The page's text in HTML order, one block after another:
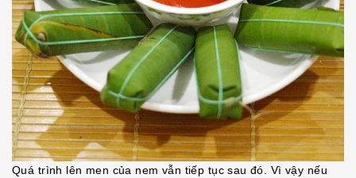
Quá trình lên men của nem vẫn tiếp tục sau đó. Vì vậy nếu